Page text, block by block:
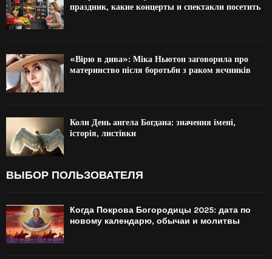
праздник, какие концерты и спектакли посетить
«Вірю в дива»: Міка Ньютон заговорила про
материнство після боротьби з раком яєчників
Коли День ангела Богдана: значення імені,
історія, листівки
ВЫБОР ПОЛЬЗОВАТЕЛЯ
Когда Покрова Богородицы 2025: дата по
новому календарю, обычаи и молитвы